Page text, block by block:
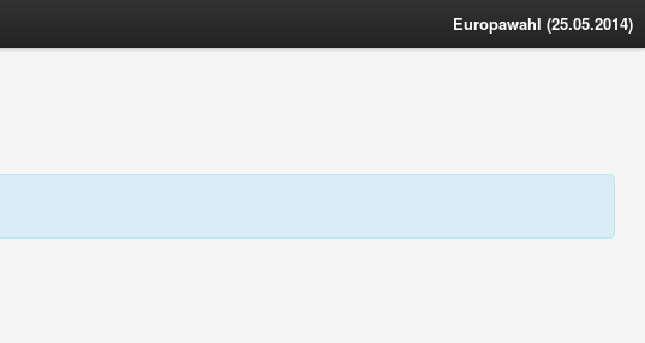
Europawahl (25.05.2014)